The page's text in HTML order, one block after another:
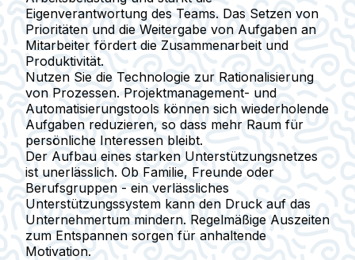
Eigenverantwortung des Teams. Das Setzen von
Prioritäten und die Weitergabe von Aufgaben an
Mitarbeiter fördert die Zusammenarbeit und
Produktivität.
Nutzen Sie die Technologie zur Rationalisierung
von Prozessen. Projektmanagement- und
Automatisierungstools können sich wiederholende
Aufgaben reduzieren, so dass mehr Raum für
persönliche Interessen bleibt.
Der Aufbau eines starken Unterstützungsnetzes
ist unerlässlich. Ob Familie, Freunde oder
Berufsgruppen - ein verlässliches
Unterstützungssystem kann den Druck auf das
Unternehmertum mindern. Regelmäßige Auszeiten
zum Entspannen sorgen für anhaltende
Motivation.